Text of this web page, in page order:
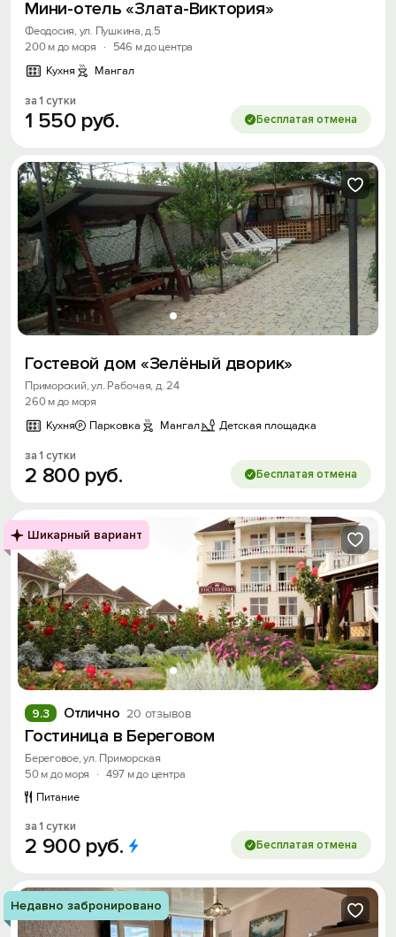
Мини-отель «Злата-Виктория»
Феодосия, ул. Пушкина, д.5
200 м до моря
·
546 м до центра
Кухня
Мангал
за 1 сутки
1 550 руб. Бесплатая отмена
Гостевой дом «Зелёный дворик»
Приморский, ул. Рабочая, д. 24
260 м до моря
Кухня
Парковка Мангал Детская площадка
за 1 сутки
2 800 руб. Бесплатая отмена
Шикарный вариант
Отлично 20 отзывов
9.3
Гостиница в Береговом
Береговое, ул. Приморская
50 м до моря
· 497 м до центра
Питание
за 1 сутки
2 900 руб. Бесплатая отмена
Недавно забронировано